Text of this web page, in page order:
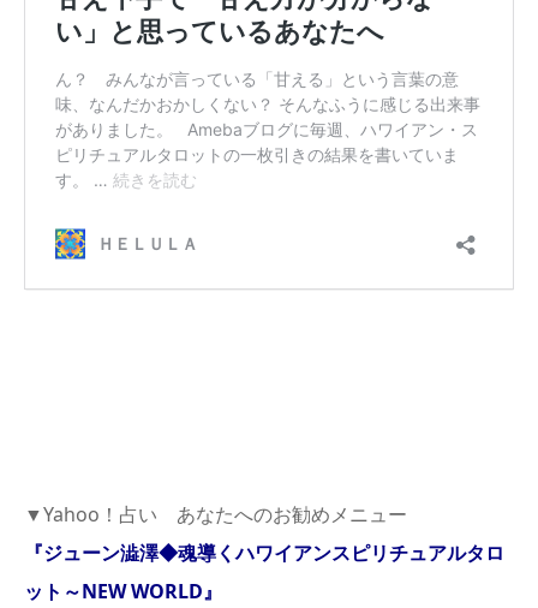
▼Yahoo！占い あなたへのお勧めメニュー
『ジューン澁澤◆魂導くハワイアンスピリチュアルタロ
ット～NEW WORLD』